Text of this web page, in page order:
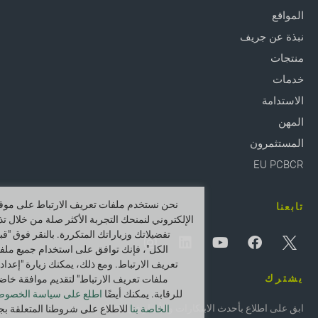
المواقع
نبذة عن جريف
منتجات
خدمات
الاستدامة
المهن
المستثمرون
EU PCBCR
تابعنا
يشترك
ابق على اطلاع بأحدث الابتكارات والأخبار في Greif.
نحن نستخدم ملفات تعريف الارتباط على
الإلكتروني لنمنحك التجربة الأكثر صلة من خلال
تفضيلاتك وزياراتك المتكررة. بالنقر فوق
الكل"، فإنك توافق على استخدام جميع
تعريف الارتباط. ومع ذلك، يمكنك زيارة
ملفات تعريف الارتباط" لتقديم موافقة
للرقابة. يمكنك أيضًا اطلع على سياسة
الخاصة بنا للاطلاع على شروطنا المتعلقة